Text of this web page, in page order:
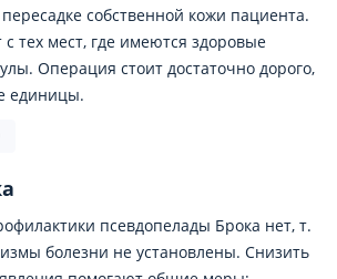
собственной кожи пациента.
с тех мест, где имеются здоровые
Операция стоит достаточно дорого,
единицы.
псевдопелады Брока нет, т.
болезни не установлены. Снизить